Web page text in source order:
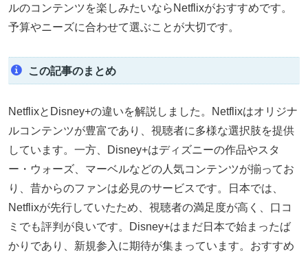
ルのコンテンツを楽しみたいならNetflixがおすすめです。
予算やニーズに合わせて選ぶことが大切です。
この記事のまとめ
NetflixとDisney+の違いを解説しました。Netflixはオリジナ
ルコンテンツが豊富であり、視聴者に多様な選択肢を提供
しています。一方、Disney+はディズニーの作品やスタ
ー・ウォーズ、マーベルなどの人気コンテンツが揃ってお
り、昔からのファンは必見のサービスです。日本では、
Netflixが先行していたため、視聴者の満足度が高く、口コ
ミでも評判が良いです。Disney+はまだ日本で始まったば
かりであり、新規参入に期待が集まっています。おすすめ